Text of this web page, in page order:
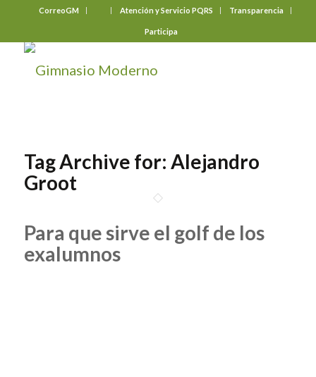
CorreoGM Atención y Servicio PQRS Transparencia
Participa
Tag Archive for: Alejandro
Groot
Para que sirve el golf de los
exalumnos